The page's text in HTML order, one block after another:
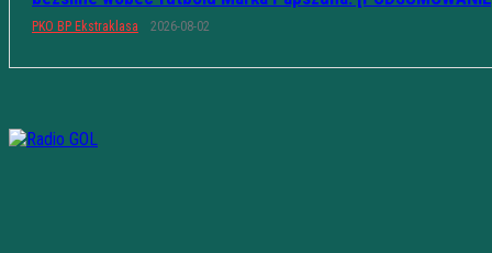
PKO BP Ekstraklasa 2026-08-02